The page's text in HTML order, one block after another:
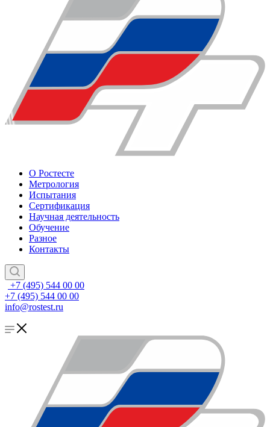
О Ростесте
Метрология
Испытания
Сертификация
Научная деятельность
Обучение
Разное
Контакты
+7 (495) 544 00 00
+7 (495) 544 00 00
info@rostest.ru